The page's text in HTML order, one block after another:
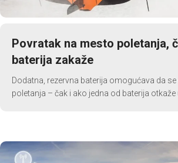
Povratak na mesto poletanja,
baterija zakaže
Dodatna, rezervna baterija omogućava da
poletanja – čak i ako jedna od baterija otkaže